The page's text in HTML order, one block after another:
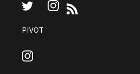
TwitterInstagram
PIVOT
Instagram